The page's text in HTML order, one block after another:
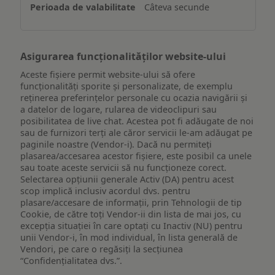
dispozitiv
Câteva secunde
Asigurarea funcționalităților website-ului
Aceste fișiere permit website-ului să ofere
funcționalități sporite și personalizate, de exemplu
reţinerea preferinţelor personale cu ocazia navigării și
a datelor de logare, rularea de videoclipuri sau
posibilitatea de live chat. Acestea pot fi adăugate de noi
sau de furnizori terți ale căror servicii le-am adăugat pe
paginile noastre (Vendor-i). Dacă nu permiteți
plasarea/accesarea acestor fișiere, este posibil ca unele
sau toate aceste servicii să nu funcționeze corect.
Selectarea opțiunii generale Activ (DA) pentru acest
scop implică inclusiv acordul dvs. pentru
plasare/accesare de informații, prin Tehnologii de tip
Cookie, de către toți Vendor-ii din lista de mai jos, cu
excepția situației în care optați cu Inactiv (NU) pentru
unii Vendor-i, în mod individual, în lista generală de
Vendori, pe care o regăsiți la secțiunea
“Confidențialitatea dvs.”.